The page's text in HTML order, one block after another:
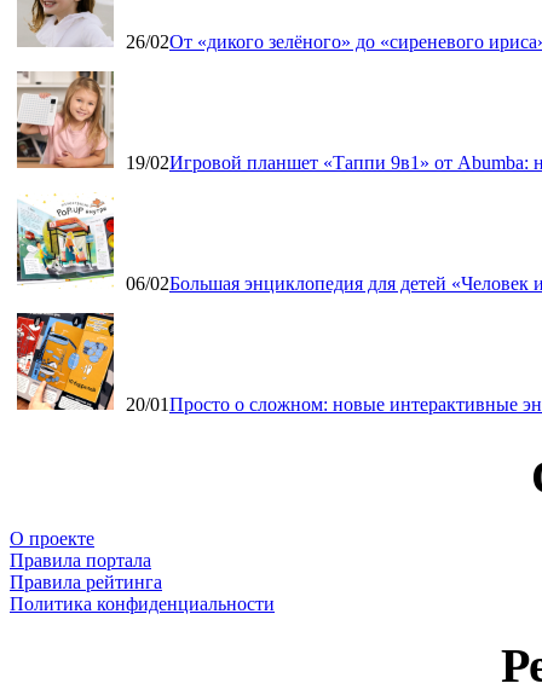
26/02От «дикого зелёного» до «сиреневого
19/02Игровой планшет «Таппи 9в1» от Abumba:
06/02Большая энциклопедия для детей
20/01Просто о сложном: новые интерактивные
О проекте
Правила портала
Правила рейтинга
Политика конфиденциальности